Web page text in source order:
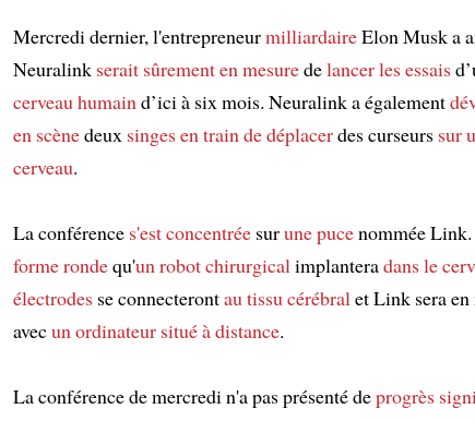
Mercredi dernier, l'entrepreneurmilliardaireElon Musk a
Neuralink serait sûrement en mesuredelancerles essais
cerveau humaind’ici à six mois. Neuralink a également
en scènedeux singesen train de déplacerdes curseurs sur
cerveau.
La conférence s'est concentrée surune pucenommée Link.
forme rondequ'un robot chirurgicalimplanteradans le
électrodes se connecterontau tissu cérébralet Link sera
avecun ordinateur situé à distance.
La conférence de mercredi n'a pas présenté deprogrès